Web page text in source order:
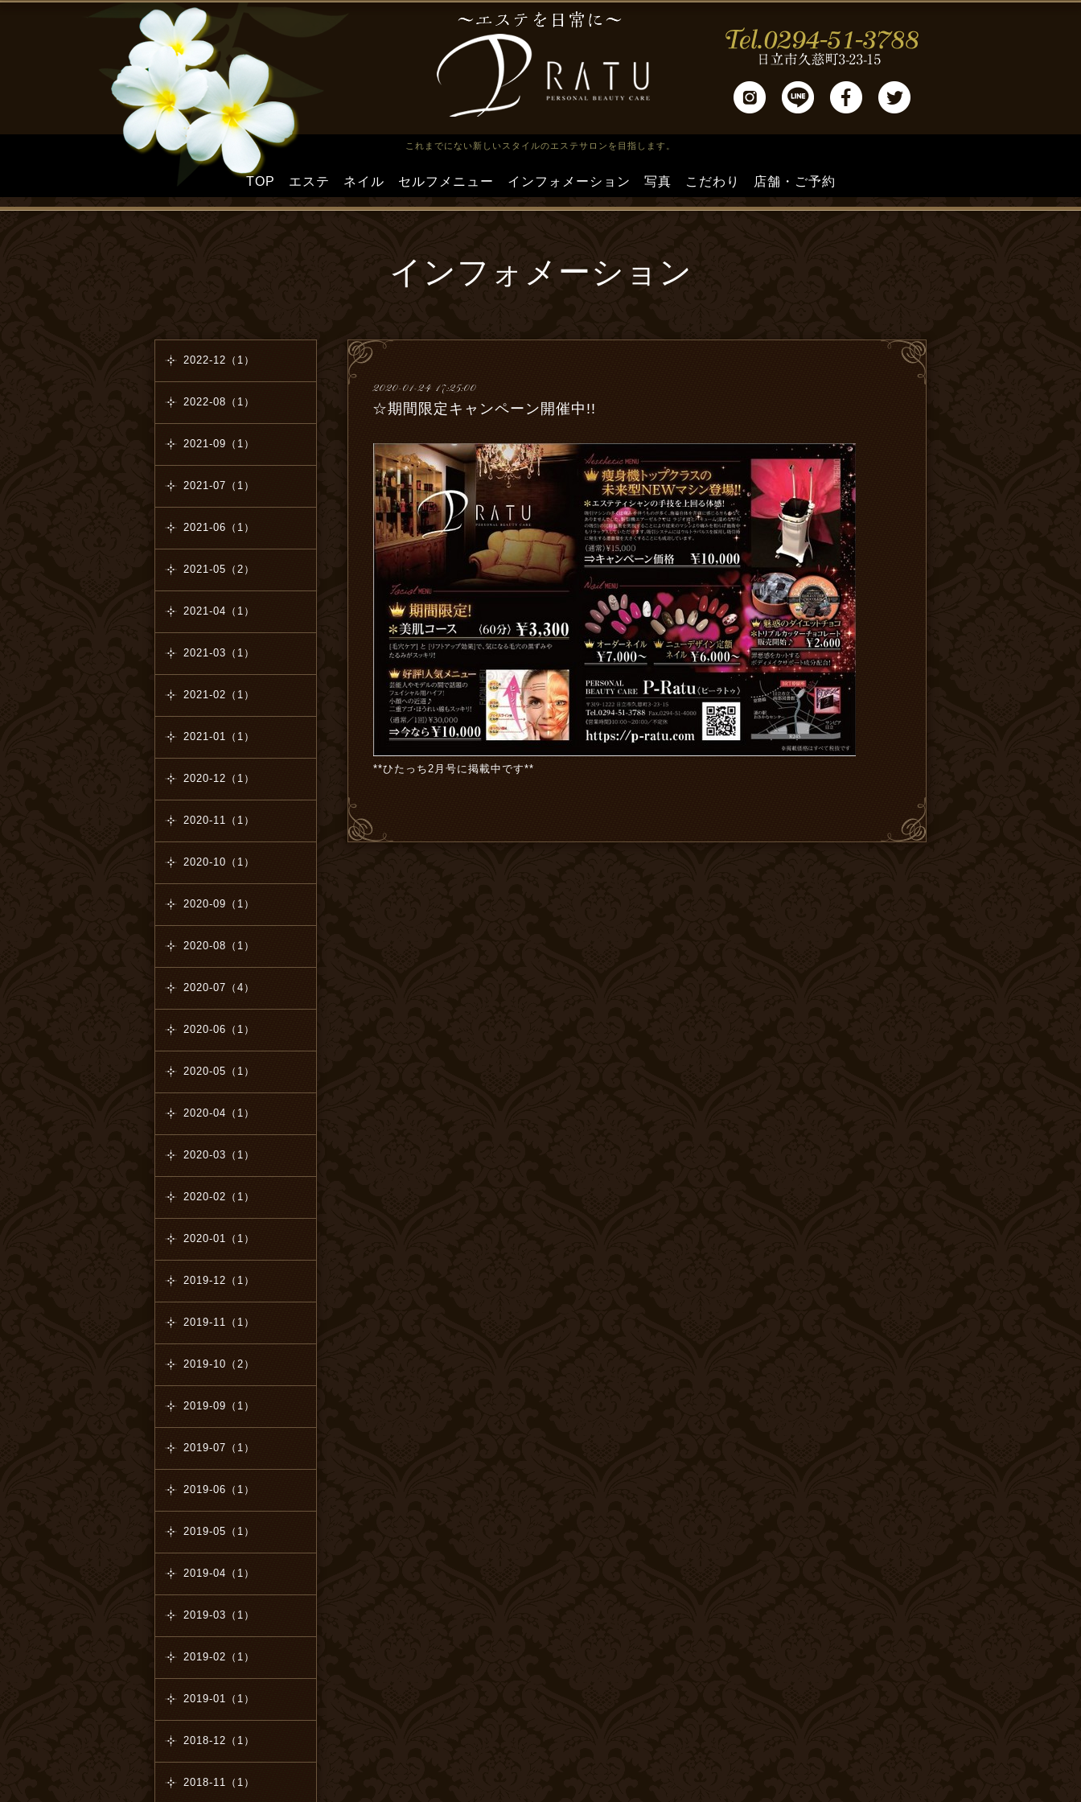
これまでにない新しいスタイルのエステサロンを目指します。
TOP エステ ネイル セルフメニュー インフォメーション 写真 こだわり 店舗・ご予約
インフォメーション
2020-01-24 17:25:00
☆期間限定キャンペーン開催中!!
**ひたっち2月号に掲載中です**
2022-12（1）
2022-08（1）
2021-09（1）
2021-07（1）
2021-06（1）
2021-05（2）
2021-04（1）
2021-03（1）
2021-02（1）
2021-01（1）
2020-12（1）
2020-11（1）
2020-10（1）
2020-09（1）
2020-08（1）
2020-07（4）
2020-06（1）
2020-05（1）
2020-04（1）
2020-03（1）
2020-02（1）
2020-01（1）
2019-12（1）
2019-11（1）
2019-10（2）
2019-09（1）
2019-07（1）
2019-06（1）
2019-05（1）
2019-04（1）
2019-03（1）
2019-02（1）
2019-01（1）
2018-12（1）
2018-11（1）